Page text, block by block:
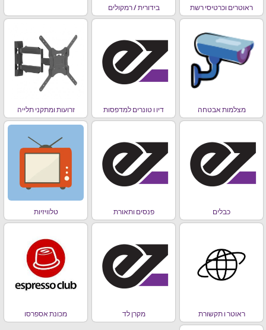
ראוטרים וכרטיסי רשת בידורית / רמקולים
מצלמות אבטחה דיו ו טונרים למדפסות זרועות ומתקני תלייה
כבלים פנסים ותאורת טלוויזיות
ראוטר ו תקשורת מקרן לד מכונת אספרסו